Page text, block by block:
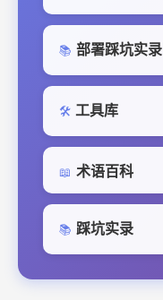
📚 部署踩坑实录
🛠️ 工具库
📖 术语百科
📚 踩坑实录